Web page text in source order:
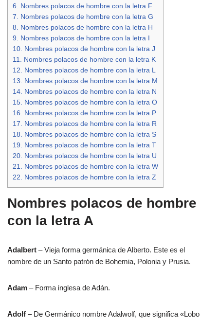
6. Nombres polacos de hombre con la letra F
7. Nombres polacos de hombre con la letra G
8. Nombres polacos de hombre con la letra H
9. Nombres polacos de hombre con la letra I
10. Nombres polacos de hombre con la letra J
11. Nombres polacos de hombre con la letra K
12. Nombres polacos de hombre con la letra L
13. Nombres polacos de hombre con la letra M
14. Nombres polacos de hombre con la letra N
15. Nombres polacos de hombre con la letra O
16. Nombres polacos de hombre con la letra P
17. Nombres polacos de hombre con la letra R
18. Nombres polacos de hombre con la letra S
19. Nombres polacos de hombre con la letra T
20. Nombres polacos de hombre con la letra U
21. Nombres polacos de hombre con la letra W
22. Nombres polacos de hombre con la letra Z
Nombres polacos de hombre
con la letra A
Adalbert – Vieja forma germánica de Alberto. Este es el
nombre de un Santo patrón de Bohemia, Polonia y Prusia.
Adam – Forma inglesa de Adán.
Adolf – De Germánico nombre Adalwolf, que significa «Lobo